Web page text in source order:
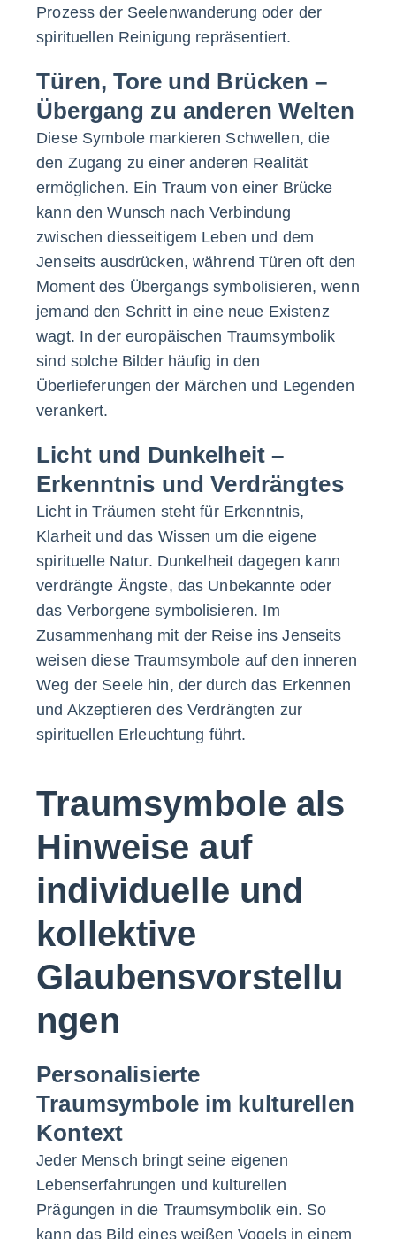
Prozess der Seelenwanderung oder der
spirituellen Reinigung repräsentiert.
Türen, Tore und Brücken –
Übergang zu anderen Welten
Diese Symbole markieren Schwellen, die
den Zugang zu einer anderen Realität
ermöglichen. Ein Traum von einer Brücke
kann den Wunsch nach Verbindung
zwischen diesseitigem Leben und dem
Jenseits ausdrücken, während Türen oft den
Moment des Übergangs symbolisieren, wenn
jemand den Schritt in eine neue Existenz
wagt. In der europäischen Traumsymbolik
sind solche Bilder häufig in den
Überlieferungen der Märchen und Legenden
verankert.
Licht und Dunkelheit –
Erkenntnis und Verdrängtes
Licht in Träumen steht für Erkenntnis,
Klarheit und das Wissen um die eigene
spirituelle Natur. Dunkelheit dagegen kann
verdrängte Ängste, das Unbekannte oder
das Verborgene symbolisieren. Im
Zusammenhang mit der Reise ins Jenseits
weisen diese Traumsymbole auf den inneren
Weg der Seele hin, der durch das Erkennen
und Akzeptieren des Verdrängten zur
spirituellen Erleuchtung führt.
Traumsymbole als
Hinweise auf
individuelle und
kollektive
Glaubensvorstellu
ngen
Personalisierte
Traumsymbole im kulturellen
Kontext
Jeder Mensch bringt seine eigenen
Lebenserfahrungen und kulturellen
Prägungen in die Traumsymbolik ein. So
kann das Bild eines weißen Vogels in einem